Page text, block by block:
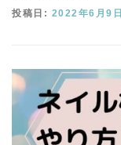
投稿日: 2022年6月9日